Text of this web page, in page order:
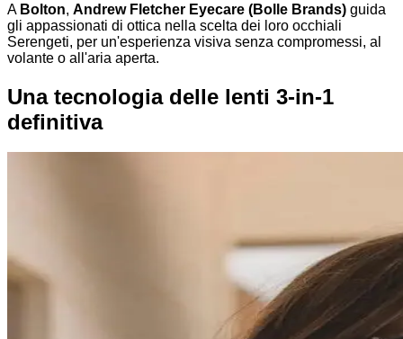
A Bolton, Andrew Fletcher Eyecare (Bolle Brands) guida
gli appassionati di ottica nella scelta dei loro occhiali
Serengeti, per un'esperienza visiva senza compromessi, al
volante o all'aria aperta.
Una tecnologia delle lenti 3-in-1
definitiva